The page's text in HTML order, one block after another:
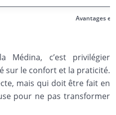
Avantages et
Médina, c’est privilégier
sur le confort et la praticité.
mais qui doit être fait en
pour ne pas transformer